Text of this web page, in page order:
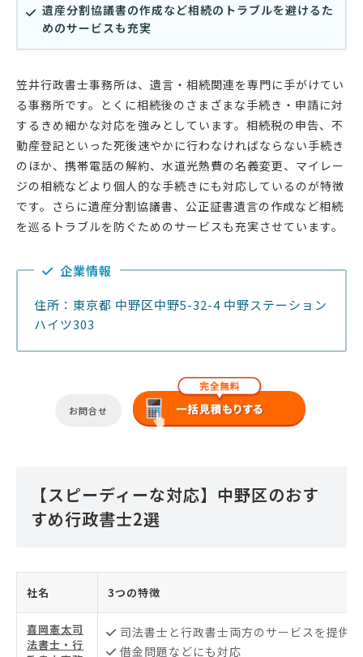
遺産分割協議書の作成など相続のトラブルを避けるた
めのサービスも充実
笠井行政書士事務所は、遺言・相続関連を専門に手がけてい
る事務所です。とくに相続後のさまざまな手続き・申請に対
するきめ細かな対応を強みとしています。相続税の申告、不
動産登記といった死後速やかに行わなければならない手続き
のほか、携帯電話の解約、水道光熱費の名義変更、マイレー
ジの相続などより個人的な手続きにも対応しているのが特徴
です。さらに遺産分割協議書、公正証書遺言の作成など相続
を巡るトラブルを防ぐためのサービスも充実させています。
企業情報
住所：東京都 中野区中野5-32-4 中野ステーション
ハイツ303
お問合せ
【スピーディーな対応】中野区のおす
すめ行政書士2選
社名 3つの特徴
喜岡憲太司
法書士・行
司法書士と行政書士両方のサービスを提供
借金問題などにも対応